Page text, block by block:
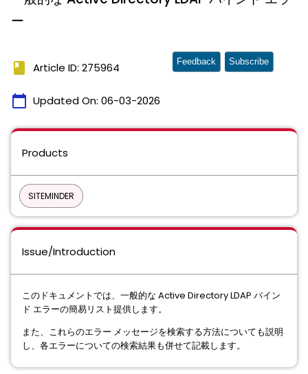
ー
book Article ID: 275964
calendar_today Updated On: 06-03-2026
Feedback Subscribe
Products
SITEMINDER
Issue/Introduction
このドキュメントでは、一般的な Active Directory LDAP バイン
ド エラーの簡易リスト提供します。
また、これらのエラー メッセージを検索する方法についても説明
し、各エラーについての検索結果も併せて記載します。